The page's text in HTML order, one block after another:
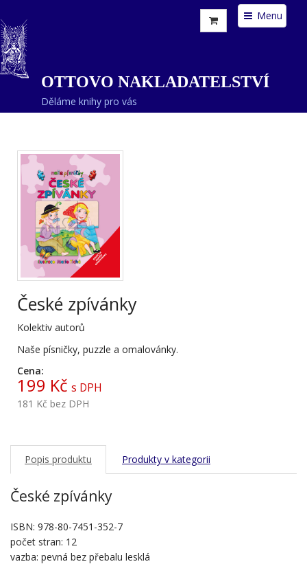
Menu
OTTOVO NAKLADATELSTVÍ
Děláme knihy pro vás
České zpívánky
Kolektiv autorů
Naše písničky, puzzle a omalovánky.
Cena:
199 Kč s DPH
181 Kč bez DPH
Popis produktu Produkty v kategorii
České zpívánky
ISBN: 978-80-7451-352-7
počet stran: 12
vazba: pevná bez přebalu lesklá